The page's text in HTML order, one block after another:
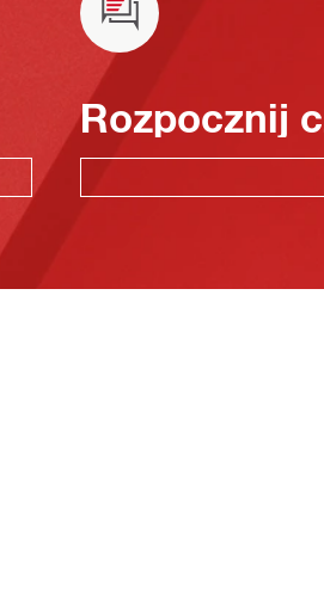
Rozpocznij